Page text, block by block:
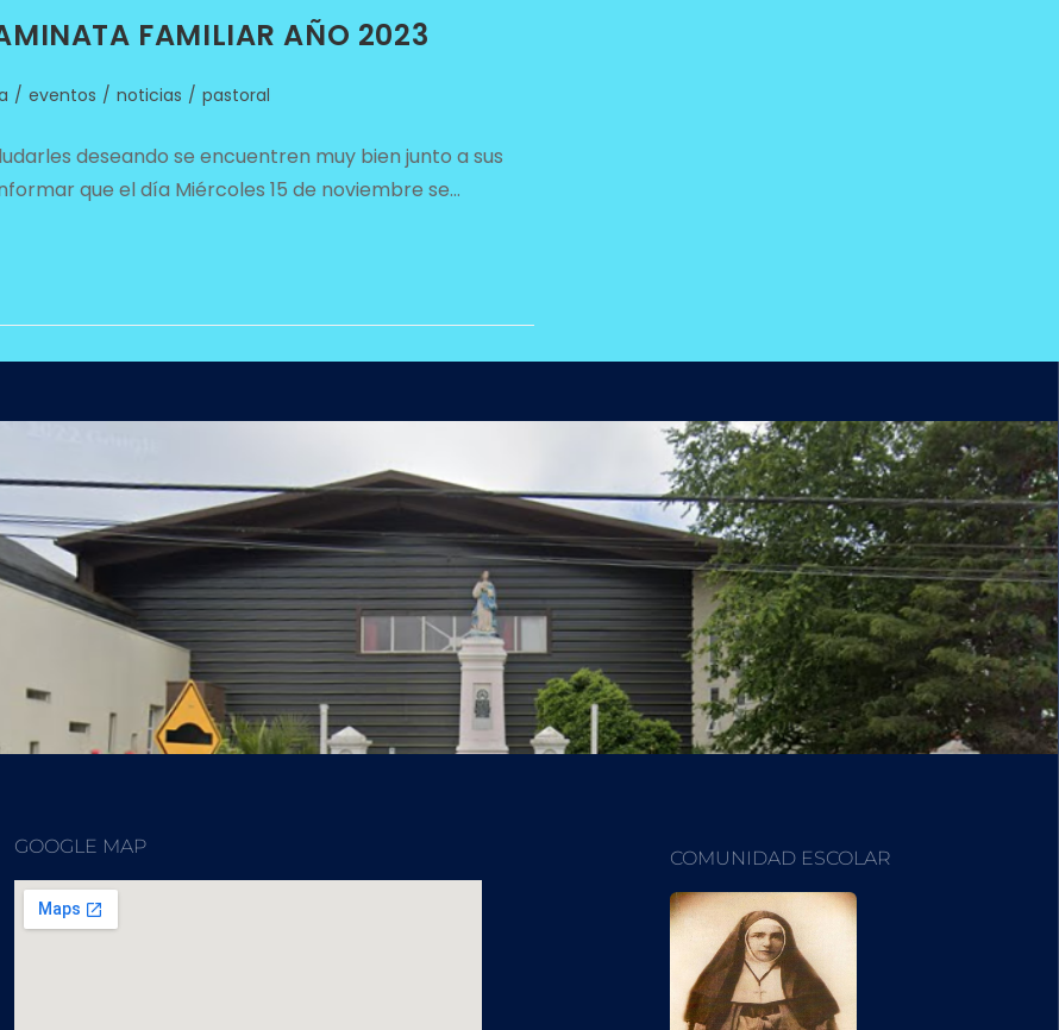
FAMILIAR AÑO 2023
/ eventos / noticias / pastoral
deseando se encuentren muy bien junto a sus
que el día Miércoles 15 de noviembre se…
GOOGLE MAP
COMUNIDAD ESCOLAR